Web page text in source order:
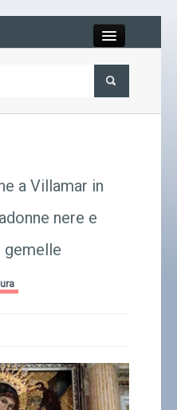
Contatti
a Villamar in
nere e
gemelle